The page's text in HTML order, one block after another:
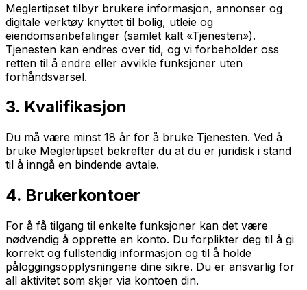
Meglertipset tilbyr brukere informasjon, annonser og
digitale verktøy knyttet til bolig, utleie og
eiendomsanbefalinger (samlet kalt «Tjenesten»).
Tjenesten kan endres over tid, og vi forbeholder oss
retten til å endre eller avvikle funksjoner uten
forhåndsvarsel.
3. Kvalifikasjon
Du må være minst 18 år for å bruke Tjenesten. Ved å
bruke Meglertipset bekrefter du at du er juridisk i stand
til å inngå en bindende avtale.
4. Brukerkontoer
For å få tilgang til enkelte funksjoner kan det være
nødvendig å opprette en konto. Du forplikter deg til å gi
korrekt og fullstendig informasjon og til å holde
påloggingsopplysningene dine sikre. Du er ansvarlig for
all aktivitet som skjer via kontoen din.